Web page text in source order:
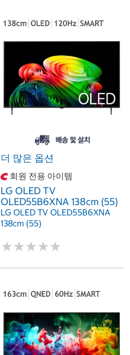
더 많은 옵션
회원 전용 아이템
LG OLED TV
OLED55B6XNA 138cm (55)
LG OLED TV OLED55B6XNA
138cm (55)
★★★★★
★★★★★